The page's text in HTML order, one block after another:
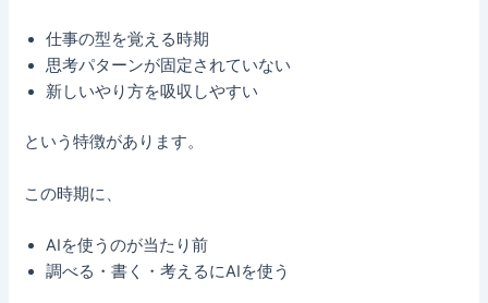
仕事の型を覚える時期
思考パターンが固定されていない
新しいやり方を吸収しやすい
という特徴があります。
この時期に、
AIを使うのが当たり前
調べる・書く・考えるにAIを使う